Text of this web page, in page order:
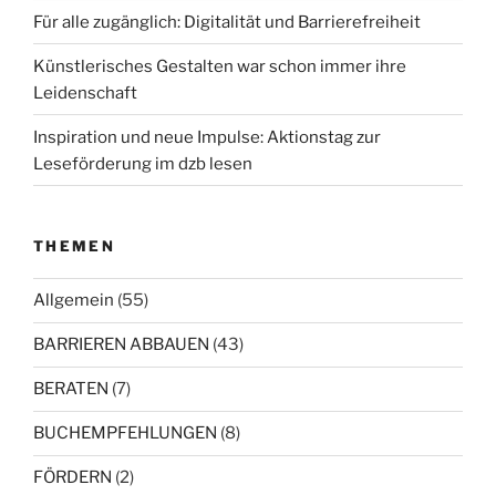
Für alle zugänglich: Digitalität und Barrierefreiheit
Künstlerisches Gestalten war schon immer ihre
Leidenschaft
Inspiration und neue Impulse: Aktionstag zur
Leseförderung im dzb lesen
THEMEN
Allgemein (55)
BARRIEREN ABBAUEN (43)
BERATEN (7)
BUCHEMPFEHLUNGEN (8)
FÖRDERN (2)